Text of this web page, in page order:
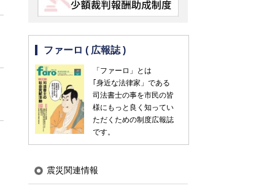
ファーロ ( 広報誌 )
「ファーロ」とは
｢身近な法律家」である
司法書士の事を市民の皆
様にもっと良く知ってい
ただくための制度広報誌
です。
震災関連情報